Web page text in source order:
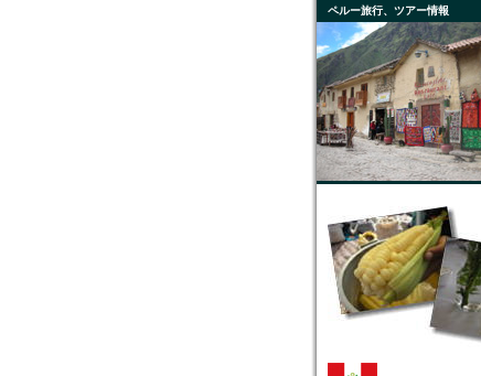
ペルー旅行、ツアー情報